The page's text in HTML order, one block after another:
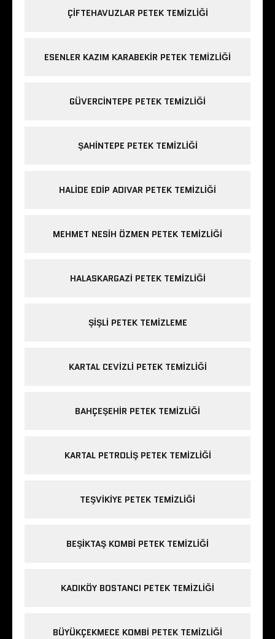
ÇIFTEHAVUZLAR PETEK TEMIZLIĞI
ESENLER KAZIM KARABEKIR PETEK TEMIZLIĞI
GÜVERCINTEPE PETEK TEMIZLIĞI
ŞAHINTEPE PETEK TEMIZLIĞI
HALIDE EDIP ADIVAR PETEK TEMIZLIĞI
MEHMET NESIH ÖZMEN PETEK TEMIZLIĞI
HALASKARGAZI PETEK TEMIZLIĞI
ŞIŞLI PETEK TEMIZLEME
KARTAL CEVIZLI PETEK TEMIZLIĞI
BAHÇEŞEHIR PETEK TEMIZLIĞI
KARTAL PETROLIŞ PETEK TEMIZLIĞI
TEŞVIKIYE PETEK TEMIZLIĞI
BEŞIKTAŞ KOMBI PETEK TEMIZLIĞI
KADIKÖY BOSTANCI PETEK TEMIZLIĞI
BÜYÜKÇEKMECE KOMBI PETEK TEMIZLIĞI